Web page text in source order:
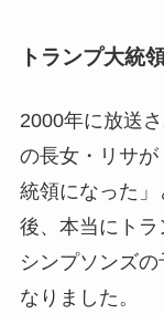
トランプ大統
2000年に放送
の長女・リサ
統領になった
後、本当にトラ
シンプソンズ
なりました。